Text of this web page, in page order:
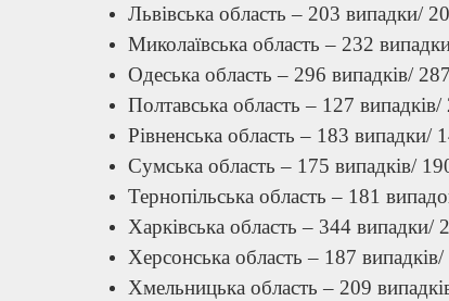
Львівська область – 203 випадки/
Миколаївська область – 232
Одеська область – 296 випадків/
Полтавська область – 127
Рівненська область – 183 випадки/
Сумська область – 175 випадків/
Тернопільська область – 181
Харківська область – 344 випадки/
Херсонська область – 187
Хмельницька область – 209